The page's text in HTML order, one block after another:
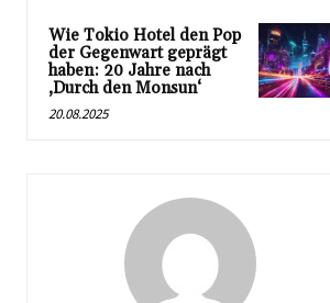
Wie Tokio Hotel den Pop
der Gegenwart geprägt
haben: 20 Jahre nach
‚Durch den Monsun‘
20.08.2025